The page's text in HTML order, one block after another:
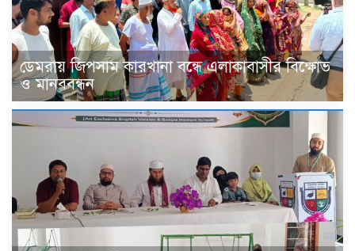
ডেমরায় জিপসাম কারখানা বন্ধে এলাকাবাসীর বিক্ষোভ
ও মানববন্ধন